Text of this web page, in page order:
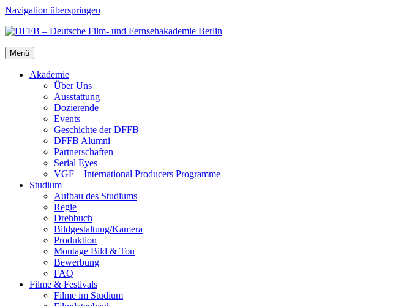
Navigation überspringen
Menü
Aka­de­mie
Über Uns
Aus­stat­tung
Dozie­ren­de
Events
Geschich­te der DFFB
DFFB Alum­ni
Part­ner­schaf­ten
Seri­al Eyes
VGF – Inter­na­tio­nal Pro­du­cers Pro­gram­me
Stu­di­um
Auf­bau des Stu­di­ums
Regie
Dreh­buch
Bildgestaltung/​​Kamera
Pro­duk­ti­on
Mon­ta­ge Bild & Ton
Bewer­bung
FAQ
Fil­me & Fes­ti­vals
Fil­me im Stu­di­um